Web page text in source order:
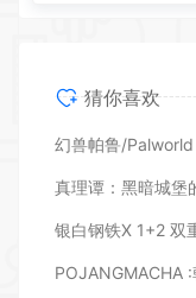
猜你喜欢
真理谭：黑暗城堡
银白钢铁X 1+2 双